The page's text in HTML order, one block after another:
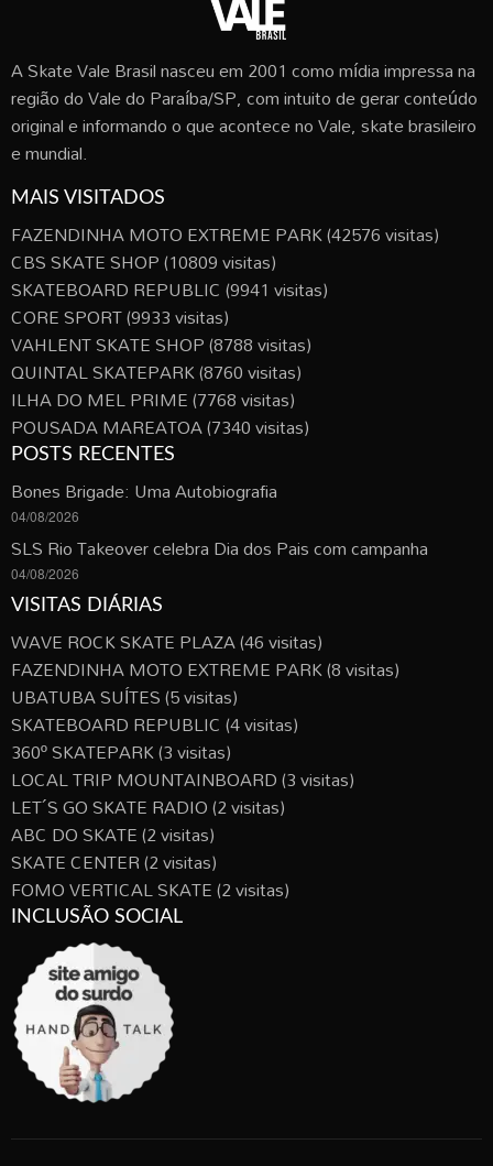
A Skate Vale Brasil nasceu em 2001 como mídia impressa na
região do Vale do Paraíba/SP, com intuito de gerar conteúdo
original e informando o que acontece no Vale, skate brasileiro
e mundial.
MAIS VISITADOS
FAZENDINHA MOTO EXTREME PARK(42576 visitas)
CBS SKATE SHOP(10809 visitas)
SKATEBOARD REPUBLIC(9941 visitas)
CORE SPORT(9933 visitas)
VAHLENT SKATE SHOP(8788 visitas)
QUINTAL SKATEPARK(8760 visitas)
ILHA DO MEL PRIME(7768 visitas)
POUSADA MAREATOA(7340 visitas)
POSTS RECENTES
Bones Brigade: Uma Autobiografia
04/08/2026
SLS Rio Takeover celebra Dia dos Pais com campanha
04/08/2026
VISITAS DIÁRIAS
WAVE ROCK SKATE PLAZA(46 visitas)
FAZENDINHA MOTO EXTREME PARK(8 visitas)
UBATUBA SUÍTES(5 visitas)
SKATEBOARD REPUBLIC(4 visitas)
360º SKATEPARK(3 visitas)
LOCAL TRIP MOUNTAINBOARD(3 visitas)
LET´S GO SKATE RADIO(2 visitas)
ABC DO SKATE(2 visitas)
SKATE CENTER(2 visitas)
FOMO VERTICAL SKATE(2 visitas)
INCLUSÃO SOCIAL